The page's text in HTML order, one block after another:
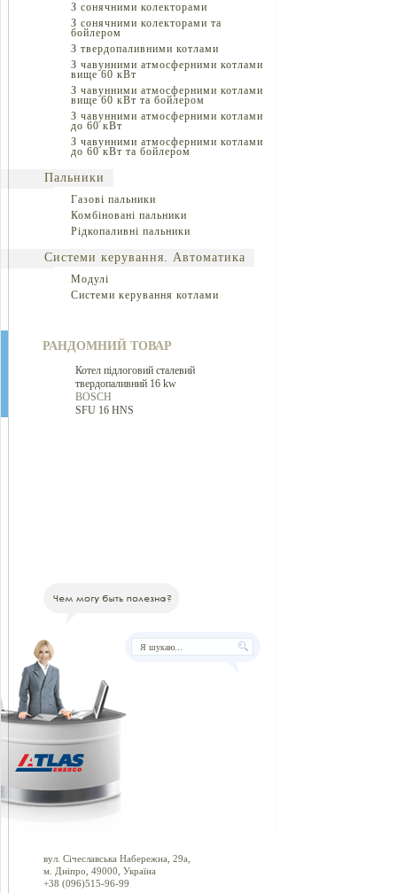
З сонячними колекторами
З сонячними колекторами та
бойлером
З твердопаливними котлами
З чавунними атмосферними котлами
вище 60 кВт
З чавунними атмосферними котлами
вище 60 кВт та бойлером
З чавунними атмосферними котлами
до 60 кВт
З чавунними атмосферними котлами
до 60 кВт та бойлером
Пальники
Газові пальники
Комбіновані пальники
Рідкопаливні пальники
Системи керування. Автоматика
Модулі
Системи керування котлами
РАНДОМНИЙ ТОВАР
Котел підлоговий сталевий
твердопаливний 16 kw
BOSCH
SFU 16 HNS
вул. Січеславська Набережна, 29а,
м. Дніпро, 49000, Україна
+38 (096)515-96-99